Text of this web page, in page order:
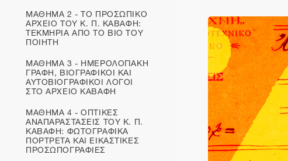
ΜΑΘΗΜΑ 2 - ΤΟ ΠΡΟΣΩΠΙΚΟ
ΑΡΧΕΙΟ ΤΟΥ Κ. Π. ΚΑΒΑΦΗ:
ΤΕΚΜΗΡΙΑ ΑΠΟ ΤΟ ΒΙΟ ΤΟΥ
ΠΟΙΗΤΗ
ΜΑΘΗΜΑ 3 - ΗΜΕΡΟΛΟΓΙΑΚΗ
ΓΡΑΦΗ, ΒΙΟΓΡΑΦΙΚΟΙ ΚΑΙ
ΑΥΤΟΒΙΟΓΡΑΦΙΚOΙ ΛΟΓΟΙ
ΣΤΟ ΑΡΧΕΙΟ ΚΑΒΑΦΗ
ΜΑΘΗΜΑ 4 - ΟΠΤΙΚΕΣ
ΑΝΑΠΑΡΑΣΤΑΣΕΙΣ ΤΟΥ Κ. Π.
ΚΑΒΑΦΗ: ΦΩΤΟΓΡΑΦΙΚΑ
ΠΟΡΤΡΕΤΑ ΚΑΙ ΕΙΚΑΣΤΙΚΕΣ
ΠΡΟΣΩΠΟΓΡΑΦΙΕΣ